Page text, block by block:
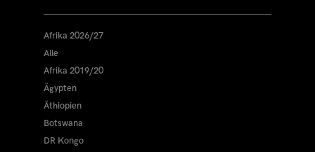
Afrika 2026/27
Alle
Afrika 2019/20
Ägypten
Äthiopien
Botswana
DR Kongo